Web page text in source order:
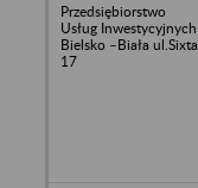
Przedsiębiorstwo
Usług Inwestycyjnych
Bielsko –Biała ul.Sixta
17